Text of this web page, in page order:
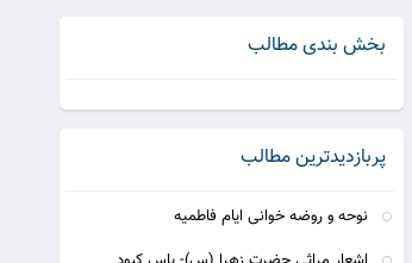
بخش بندی مطالب
پربازدیدترین مطالب
نوحه و روضه خوانی ایام فاطمیه